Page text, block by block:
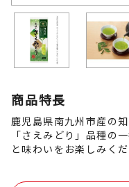
商品特長
鹿児島県南九州市産の
「さえみどり」品種の
と味わいをお楽しみくだ